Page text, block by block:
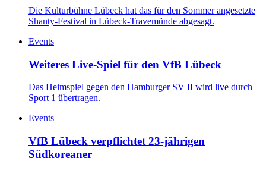
Die Kulturbühne Lübeck hat das für den Sommer angesetzte
Shanty-Festival in Lübeck-Travemünde abgesagt.
Events
Weiteres Live-Spiel für den VfB Lübeck
Das Heimspiel gegen den Hamburger SV II wird live durch
Sport 1 übertragen.
Events
VfB Lübeck verpflichtet 23-jährigen
Südkoreaner